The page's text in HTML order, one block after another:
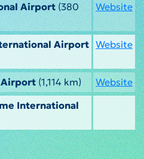
Airport(380
Website
Airport Website
Airport(1,114 km)
Website
International